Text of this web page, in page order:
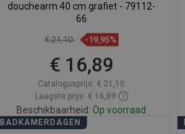
douchearm 40 cm grafiet - 79112-
66
€ 21,10 -19,95%
€ 16,89
Catalogusprijs: € 21,10
Laagste prijs: € 16,89
Beschikbaarheid: Op voorraad
BADKAMERDAGEN